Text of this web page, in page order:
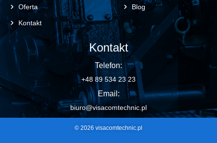
Oferta
Kontakt
Blog
Kontakt
Telefon:
+48 89 534 23 23
Email:
biuro@visacomtechnic.pl
© 2026 visacomtechnic.pl